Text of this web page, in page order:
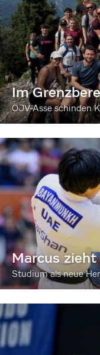
Im
ÖJV-Asse schinden
Marcus
Studium als neue